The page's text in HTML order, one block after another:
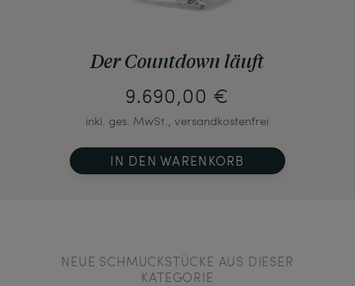
Der Countdown läuft
9.690,00 €
inkl. ges. MwSt., versandkostenfrei
IN DEN WARENKORB
NEUE SCHMUCKSTÜCKE AUS DIESER
KATEGORIE